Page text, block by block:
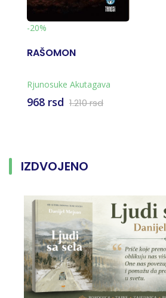
-20%
RAŠOMON
Rjunosuke Akutagava
968 rsd 1.210 rsd
IZDVOJENO